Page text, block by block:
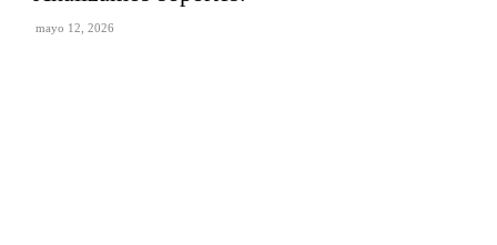
mayo 12, 2026